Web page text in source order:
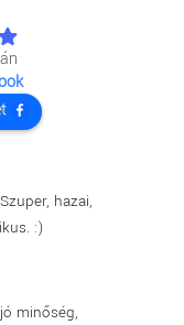
Szuper, hazai,
:)
jó minőség,